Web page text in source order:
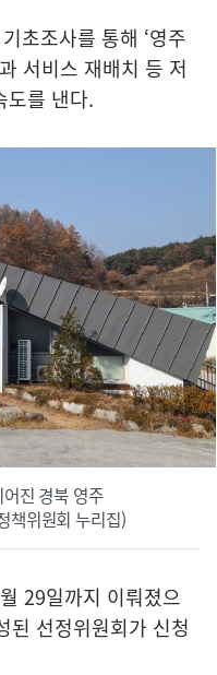
초조사를 통해 ‘영주
서비스 재배치 등 저
도를 낸다.
진 경북 영주
책위원회 누리집)
29일까지 이뤄졌으
된 선정위원회가 신청